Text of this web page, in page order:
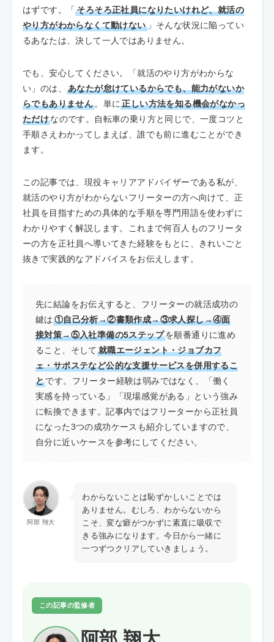
はずです。「そろそろ正社員になりたいけれど、就活の
やり方がわからなくて動けない」そんな状況に陥ってい
るあなたは、決して一人ではありません。
でも、安心してください。「就活のやり方がわからな
い」のは、
あなたが怠けているからでも、能力がないか
らでもありません 。単に正しい方法を知る機会がなかっ
ただけなのです。自転車の乗り方と同じで、一度コツと
手順さえわかってしまえば、誰でも前に進むことができ
ます。
この記事では、現役キャリアアドバイザーである私が、
就活のやり方がわからないフリーターの方へ向けて、正
社員を目指すための具体的な手順を専門用語を使わずに
わかりやすく解説します。これまで何百人ものフリータ
ーの方を正社員へ導いてきた経験をもとに、きれいごと
抜きで実践的なアドバイスをお伝えします。
先に結論をお伝えすると、フリーターの就活成功の
鍵は ①自己分析→②書類作成→③求人探し→④面
接対策→⑤入社準備の5ステップを順番通りに進め
ること、そして 就職エージェント・ジョブカフ
ェ・サポステなど公的な支援サービスを併用するこ
とです。フリーター経験は弱みではなく、「働く
実感を持っている」「現場感覚がある」という強み
に転換できます。記事内ではフリーターから正社員
になった3つの成功ケースも紹介していますので、
自分に近いケースを参考にしてください。
阿部 翔大
わからないことは恥ずかしいことでは
ありません。むしろ、わからないから
こそ、変な癖がつかずに素直に吸収で
きる強みになります。今日から一緒に
一つずつクリアしていきましょう。
この記事の監修者